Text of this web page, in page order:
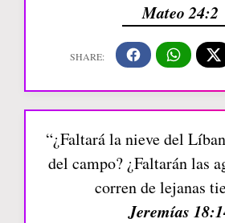
Mateo 24:2
“¿Faltará la nieve del
del campo? ¿Faltarán las
corren de lejanas
Jeremías